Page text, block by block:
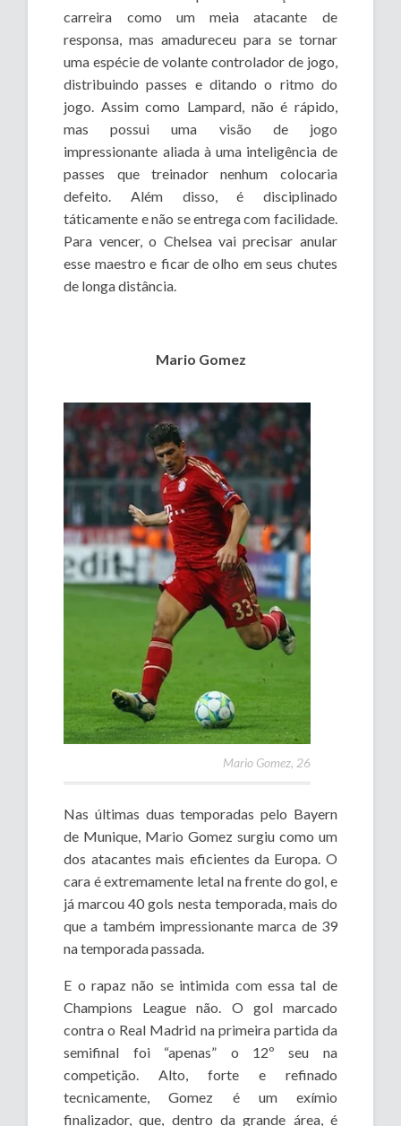
carreira como um meia atacante de
responsa, mas amadureceu para se tornar
uma espécie de volante controlador de jogo,
distribuindo passes e ditando o ritmo do
jogo. Assim como Lampard, não é rápido,
mas possui uma visão de jogo
impressionante aliada à uma inteligência de
passes que treinador nenhum colocaria
defeito. Além disso, é disciplinado
táticamente e não se entrega com facilidade.
Para vencer, o Chelsea vai precisar anular
esse maestro e ficar de olho em seus chutes
de longa distância.
Mario Gomez
Mario Gomez, 26
Nas últimas duas temporadas pelo Bayern
de Munique, Mario Gomez surgiu como um
dos atacantes mais eficientes da Europa. O
cara é extremamente letal na frente do gol, e
já marcou 40 gols nesta temporada, mais do
que a também impressionante marca de 39
na temporada passada.
E o rapaz não se intimida com essa tal de
Champions League não. O gol marcado
contra o Real Madrid na primeira partida da
semifinal foi “apenas” o 12º seu na
competição. Alto, forte e refinado
tecnicamente, Gomez é um exímio
finalizador, que, dentro da grande área, é